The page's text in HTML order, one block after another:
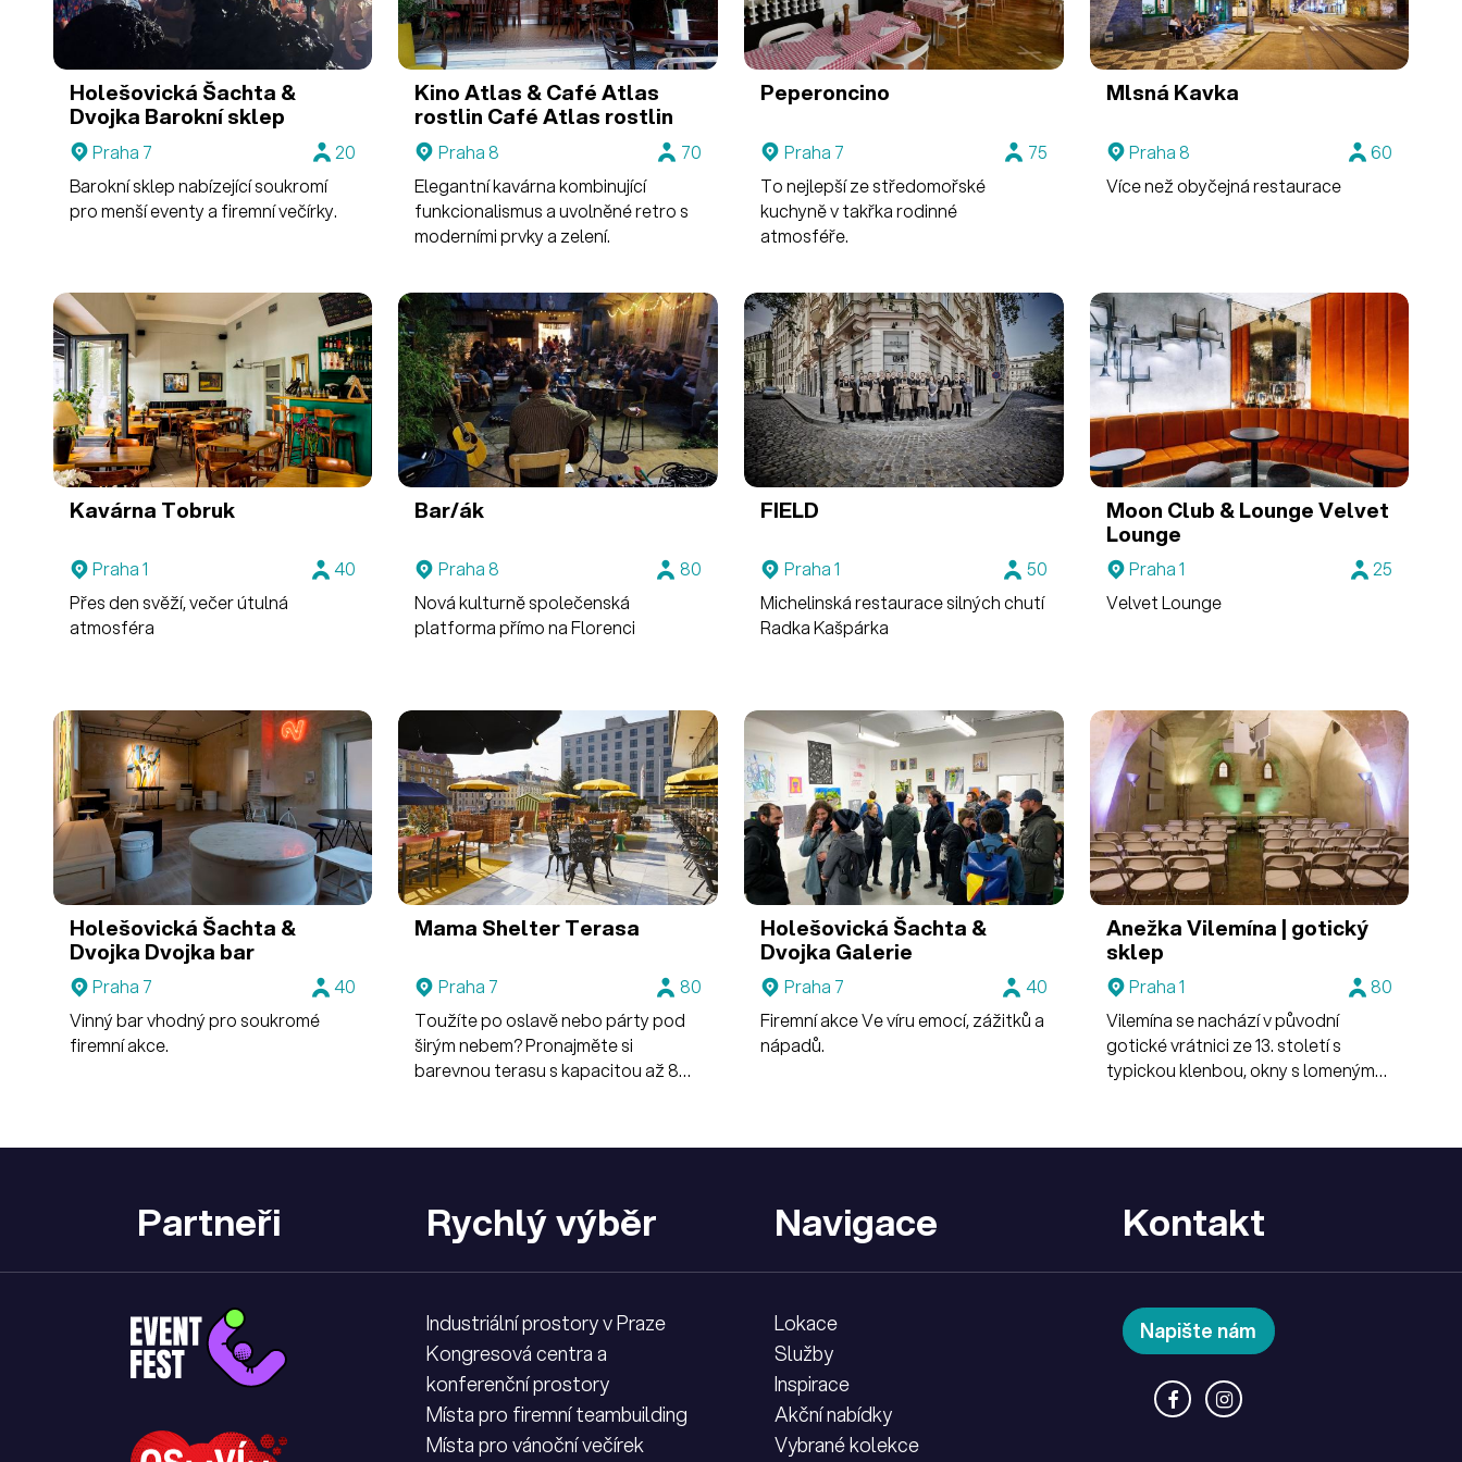
Holešovická Šachta &
Dvojka Barokní sklep
Praha 7
20
Barokní sklep nabízející soukromí
pro menší eventy a firemní večírky.
Kino Atlas & Café Atlas
rostlin Café Atlas rostlin
Praha 8
70
Elegantní kavárna kombinující
funkcionalismus a uvolněné retro s
moderními prvky a zelení.
Peperoncino
Praha 7
75
To nejlepší ze středomořské
kuchyně v takřka rodinné
atmosféře.
Mlsná Kavka
Praha 8
60
Více než obyčejná restaurace
Kavárna Tobruk
Praha 1
40
Přes den svěží, večer útulná
atmosféra
Bar/ák
Praha 8
80
Nová kulturně společenská
platforma přímo na Florenci
FIELD
Praha 1
50
Michelinská restaurace silných chutí
Radka Kašpárka
Moon Club & LoungeVelvet
Lounge
Praha 1
25
Velvet Lounge
Holešovická Šachta &
Dvojka Dvojka bar
Praha 7
40
Vinný bar vhodný pro soukromé
firemní akce.
Mama ShelterTerasa
Praha 7
80
Toužíte po oslavě nebo párty pod
širým nebem? Pronajměte si
barevnou terasu s kapacitou až 80
Holešovická Šachta &
Dvojka Galerie
Praha 7
40
Firemní akce Ve víru emocí, zážitků a
nápadů.
AnežkaVilemína | gotický
sklep
Praha 1
80
Vilemína se nachází v původní
gotické vrátnici ze 13. století s
typickou klenbou, okny s lomeným
doladit nasvícením dle tématu akce
Partneři Rychlý výběr
Industriální prostory v Praze
Kongresová centra a
konferenční prostory
Místa pro firemní teambuilding
Místa pro vánoční večírek
Navigace
Lokace
Služby
Inspirace
Akční nabídky
Vybrané kolekce
Kontakt
Napište nám